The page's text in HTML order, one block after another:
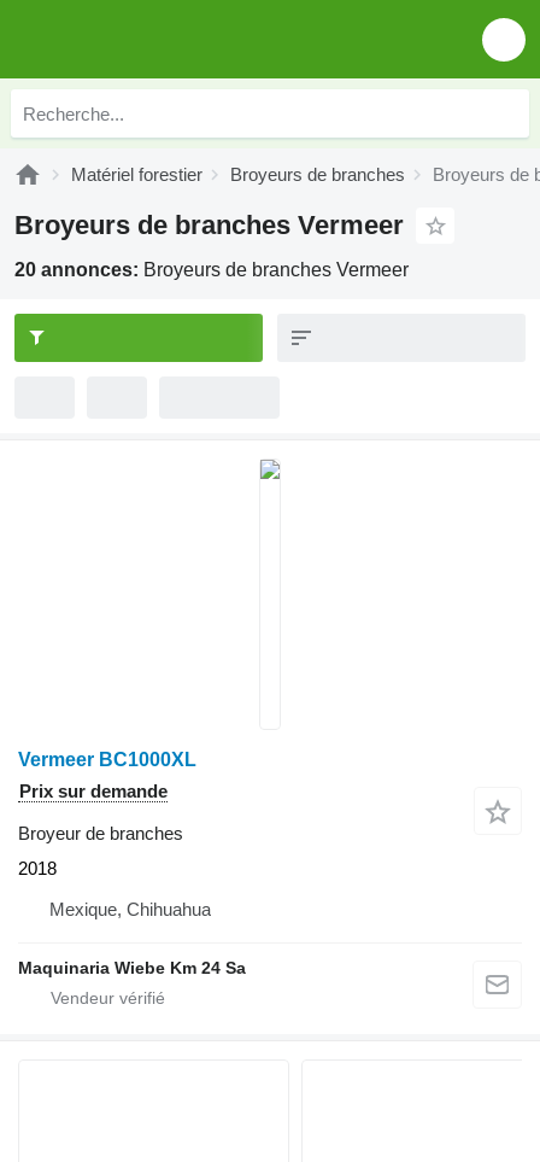
Matériel forestier Broyeurs de branches Broyeurs de
Broyeurs de branches Vermeer
20 annonces: Broyeurs de branches Vermeer
Vermeer BC1000XL
Prix sur demande
Broyeur de branches
2018
Mexique, Chihuahua
Maquinaria Wiebe Km 24 Sa